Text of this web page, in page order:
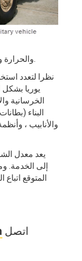
نظرا لتعدد
يوريا بشكل
الخرسانية
البناء
والأنابيب ،
يعد معدل
إلى الخدمة.
المتوقع
اتصل